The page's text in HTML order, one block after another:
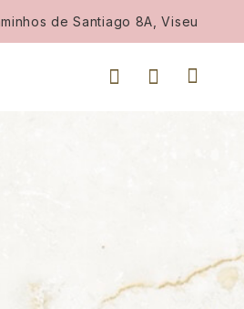
de Santiago 8A, Viseu